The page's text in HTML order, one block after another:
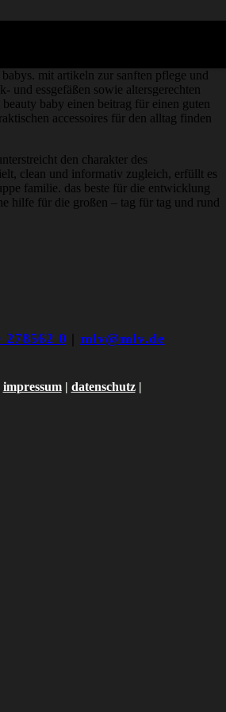
die kleinsten
baby
mit artikeln zur sanften pflege und
und essgefäßen sowie altersgerechten
beauty baby einen beitrag für einen guten
accessoires für den alltag finden
den charakter des
clean und informativ zugleich, erfüllt es
familie. das beste für die entwicklung
hilfe für die großen – tag für tag und rund
278562 0 mlv@mlv.de
impressum| datenschutz|